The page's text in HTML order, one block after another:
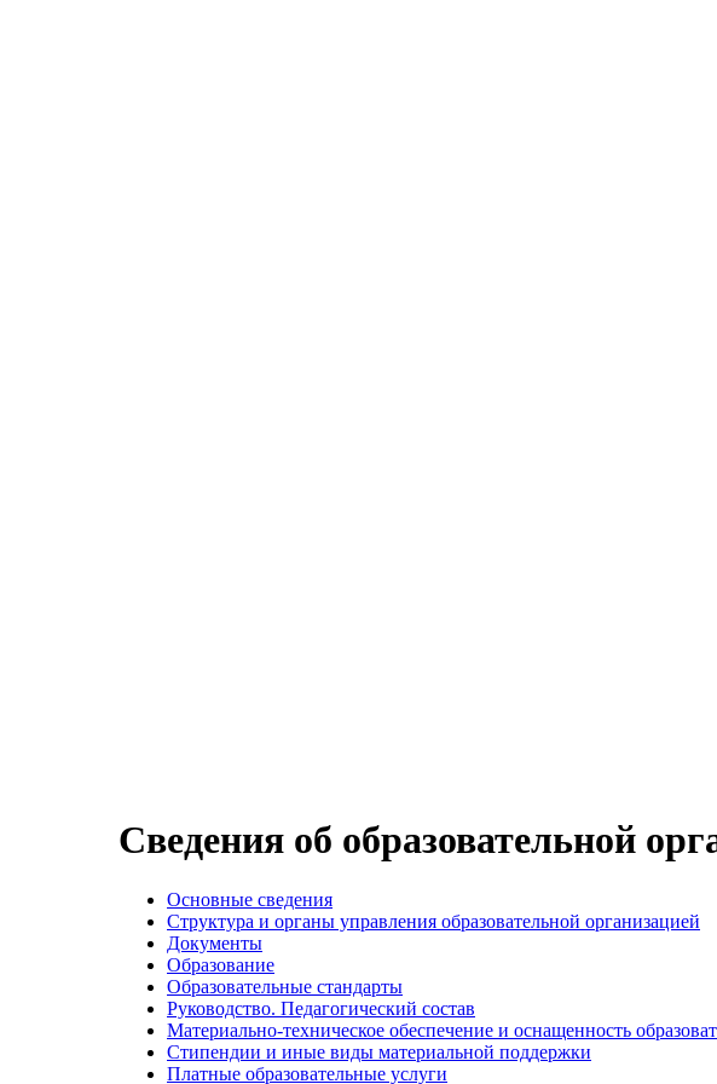
Сведения об образовательной
Основные сведения
Структура и органы управления образовательной организацией
Документы
Образование
Образовательные стандарты
Руководство. Педагогический состав
Материально-техническое обеспечение и оснащенность
Стипендии и иные виды материальной поддержки
Платные образовательные услуги